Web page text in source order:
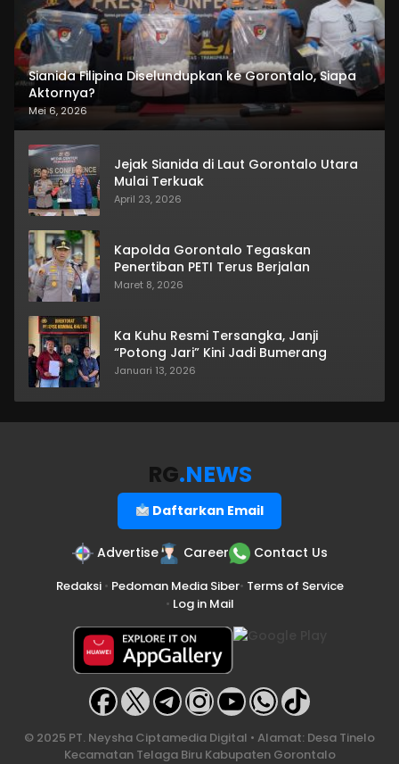
Sianida Filipina Diselundupkan ke Gorontalo, Siapa
Aktornya?
Mei 6, 2026
Jejak Sianida di Laut Gorontalo Utara
Mulai Terkuak
April 23, 2026
Kapolda Gorontalo Tegaskan
Penertiban PETI Terus Berjalan
Maret 8, 2026
Ka Kuhu Resmi Tersangka, Janji
“Potong Jari” Kini Jadi Bumerang
Januari 13, 2026
RG.NEWS
Daftarkan Email
Advertise Career Contact Us
Redaksi• Pedoman Media Siber• Terms of Service
• Log in Mail
© 2025 PT. Neysha Ciptamedia Digital • Alamat: Desa Tinelo
Kecamatan Telaga Biru Kabupaten Gorontalo